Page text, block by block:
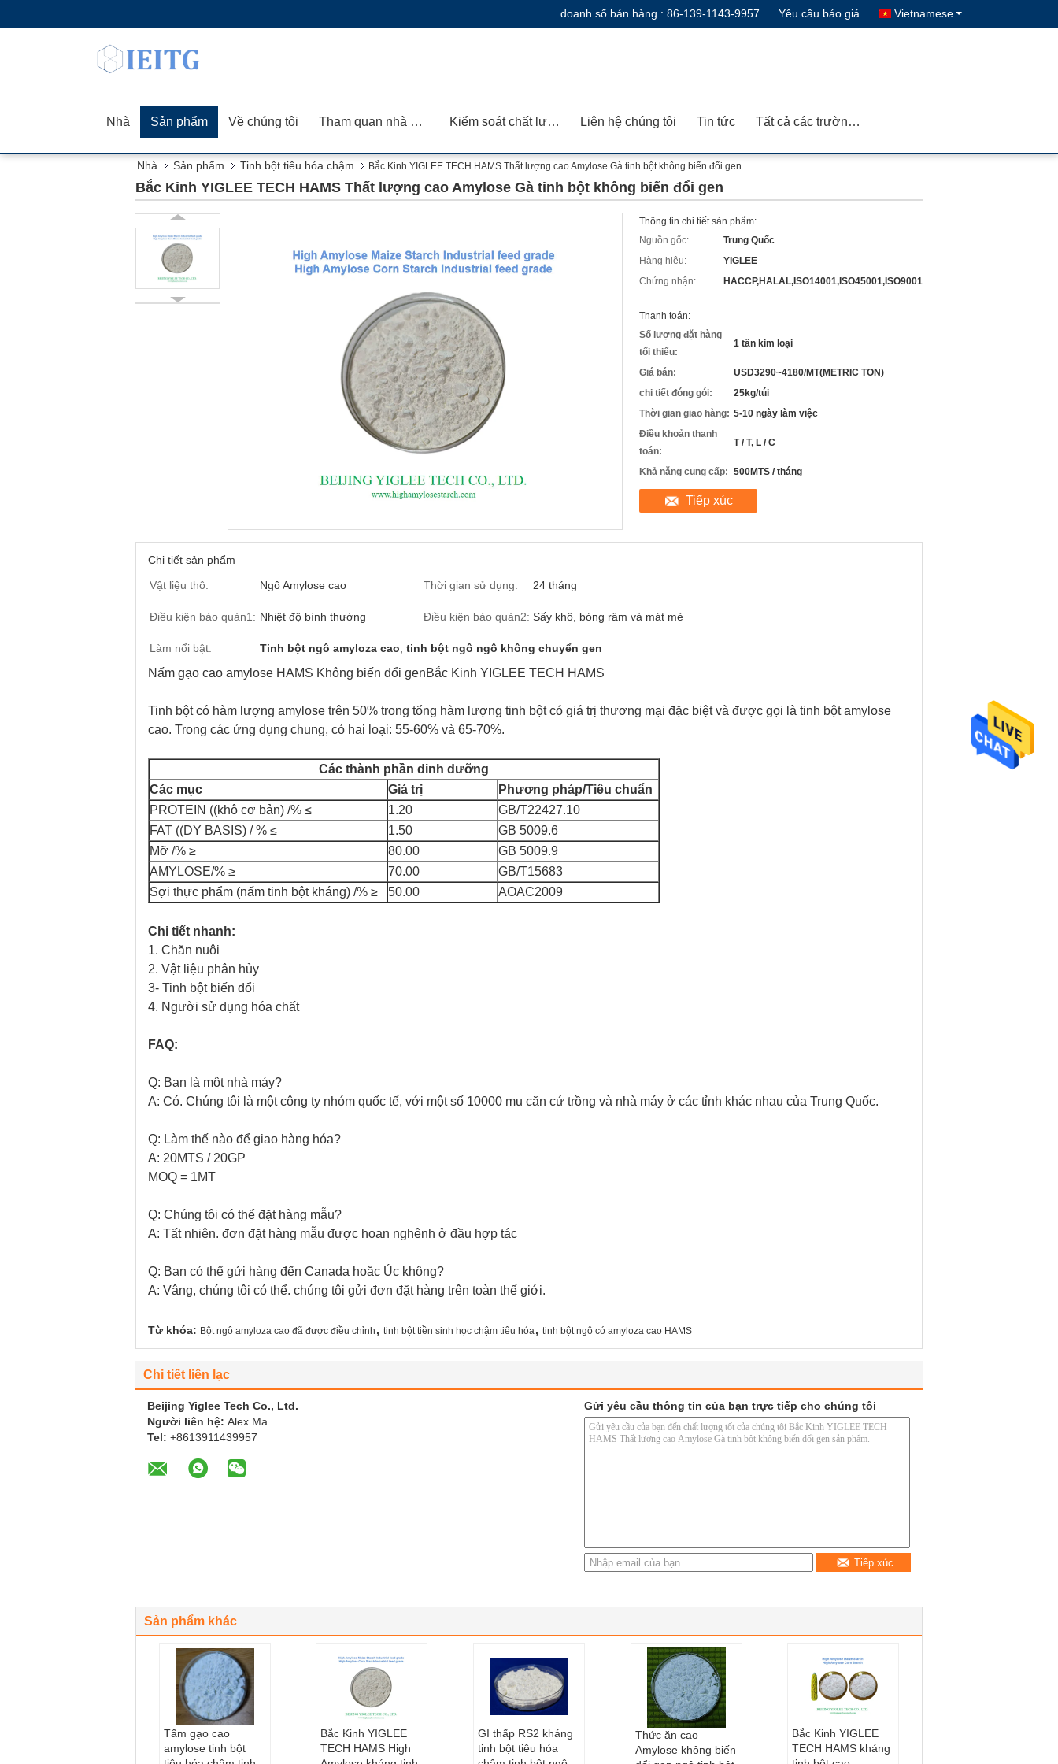
doanh số bán hàng : 86-139-1143-9957 Yêu cầu báo giá Vietnamese
Nhà Sản phẩm Về chúng tôi Tham quan nhà máy Kiểm soát chất lượng Liên hệ chúng tôi Tin tức Tất cả các trường hợp
Nhà Sản phẩm Tinh bột tiêu hóa chậm Bắc Kinh YIGLEE TECH HAMS Thất lượng cao Amylose Gà tinh bột không biến đổi gen
Bắc Kinh YIGLEE TECH HAMS Thất lượng cao Amylose Gà tinh bột không biến đổi gen
Thông tin chi tiết sản phẩm:
Nguồn gốc:
Trung Quốc
Hàng hiệu:
YIGLEE
Chứng nhận:
HACCP,HALAL,ISO14001,ISO45001,ISO9001
Thanh toán:
Số lượng đặt hàng
tối thiểu:
1 tấn kim loại
Giá bán:
USD3290~4180/MT(METRIC TON)
chi tiết đóng gói:
25kg/túi
Thời gian giao hàng: 5-10 ngày làm việc
Điều khoản thanh
toán:
T / T, L / C
Khả năng cung cấp: 500MTS / tháng
Tiếp xúc
Chi tiết sản phẩm
Vật liệu thô:
Ngô Amylose cao Thời gian sử dụng: 24 tháng
Điều kiện bảo quản1: Nhiệt độ bình thường Điều kiện bảo quản2: Sấy khô, bóng râm và mát mẻ
Làm nổi bật: Tinh bột ngô amyloza cao tinh bột ngô ngô không chuyển gen
Nấm gạo cao amylose HAMS Không biến đổi genBắc Kinh YIGLEE TECH HAMS
Tinh bột có hàm lượng amylose trên 50% trong tổng hàm lượng tinh bột có giá trị thương mại đặc biệt và được gọi là tinh bột amylose
cao. Trong các ứng dụng chung, có hai loại: 55-60% và 65-70%.
Các thành phần dinh dưỡng
Các mục
Giá trị
Phương pháp/Tiêu chuẩn
PROTEIN ((khô cơ bản) /% ≤
1.20
GB/T22427.10
FAT ((DY BASIS) / % ≤
1.50
GB 5009.6
Mỡ /% ≥
80.00
GB 5009.9
AMYLOSE/% ≥
70.00
GB/T15683
Sợi thực phẩm (nấm tinh bột kháng) /% ≥
50.00 AOAC2009
Chi tiết nhanh:
1. Chăn nuôi
2. Vật liệu phân hủy
3- Tinh bột biến đổi
4. Người sử dụng hóa chất
FAQ:
Q: Bạn là một nhà máy?
A: Có. Chúng tôi là một công ty nhóm quốc tế, với một số 10000 mu căn cứ trồng và nhà máy ở các tỉnh khác nhau của Trung Quốc.
Q: Làm thế nào để giao hàng hóa?
A: 20MTS / 20GP
MOQ = 1MT
Q: Chúng tôi có thể đặt hàng mẫu?
A: Tất nhiên. đơn đặt hàng mẫu được hoan nghênh ở đầu hợp tác
Q: Bạn có thể gửi hàng đến Canada hoặc Úc không?
A: Vâng, chúng tôi có thể. chúng tôi gửi đơn đặt hàng trên toàn thế giới.
Từ khóa: Bột ngô amyloza cao đã được điều chỉnh , tinh bột tiền sinh học chậm tiêu hóa, tinh bột ngô có amyloza cao HAMS
Chi tiết liên lạc
Beijing Yiglee Tech Co., Ltd.
Người liên hệ: Alex Ma
Tel: +8613911439957
Gửi yêu cầu thông tin của bạn trực tiếp cho chúng tôi
Tiếp xúc
Sản phẩm khác
Tấm gạo cao
amylose tinh bột
Bắc Kinh YIGLEE
TECH HAMS High
GI thấp RS2 kháng
tinh bột tiêu hóa
Thức ăn cao
Amylose không biến
Bắc Kinh YIGLEE
TECH HAMS kháng